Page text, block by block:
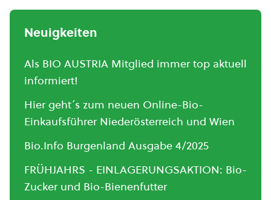
Neuigkeiten
Als BIO AUSTRIA Mitglied immer top aktuell
informiert!
Hier geht´s zum neuen Online-Bio-
Einkaufsführer Niederösterreich und Wien
Bio.Info Burgenland Ausgabe 4/2025
FRÜHJAHRS - EINLAGERUNGSAKTION: Bio-
Zucker und Bio-Bienenfutter